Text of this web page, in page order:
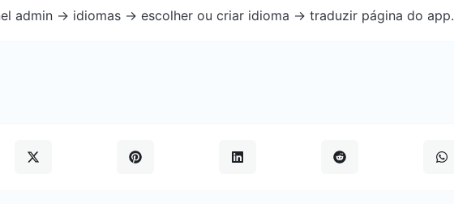
admin -> idiomas -> escolher ou criar idioma -> traduzir página do app.